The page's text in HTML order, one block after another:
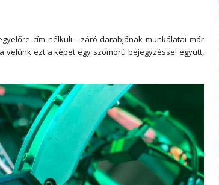
cím nélküli - záró darabjának munkálatai már
velünk ezt a képet egy szomorú bejegyzéssel együtt,